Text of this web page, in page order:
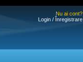
Nu ai cont?
Login / Înregistrare